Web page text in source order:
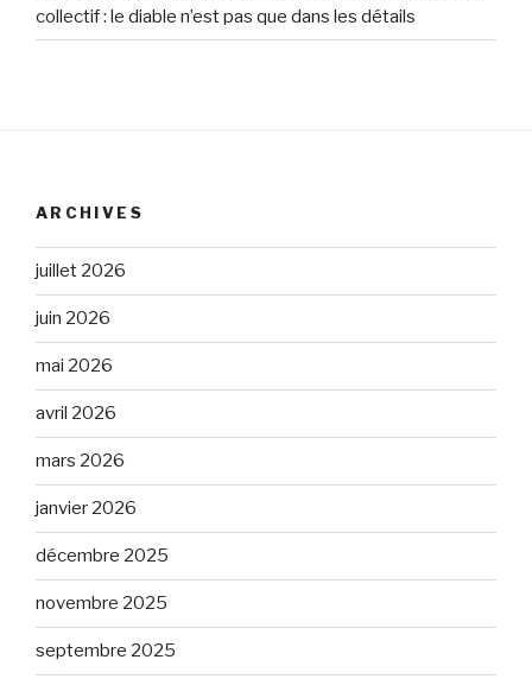
collectif : le diable n’est pas que dans les détails
ARCHIVES
juillet 2026
juin 2026
mai 2026
avril 2026
mars 2026
janvier 2026
décembre 2025
novembre 2025
septembre 2025